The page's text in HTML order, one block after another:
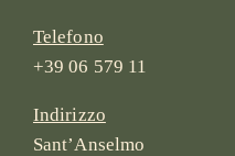
Telefono
+39 06 579 11
Indirizzo
Sant’Anselmo